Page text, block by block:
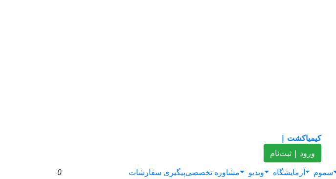
کیمیاکشت |
ورود | ثبت‌نام
سموم آزمایشگاه ویدیو مشاوره تخصصیپیگیری سفارشات
0